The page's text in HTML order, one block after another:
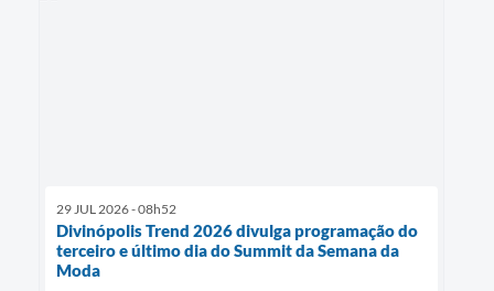
29 JUL 2026 - 08h52
Divinópolis Trend 2026 divulga programação do
terceiro e último dia do Summit da Semana da
Moda